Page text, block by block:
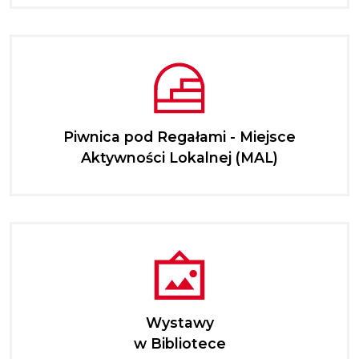
Piwnica pod Regałami - Miejsce
Aktywności Lokalnej (MAL)
Wystawy
w Bibliotece